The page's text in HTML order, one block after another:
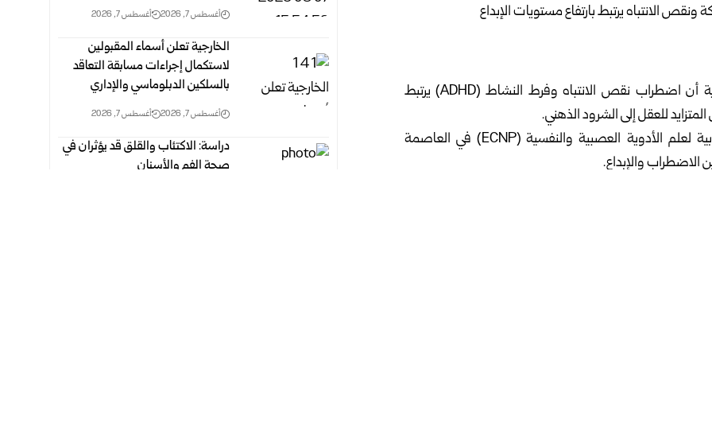
أظهرت دراسة أجراها المركز الطبي بجامعة رادبود الهولندية أن اضطراب نقص الانتباه وفرط النشاط (ADHD) يرتبط
للعقل إلى الشرود الذهني.
وتُعدّ هذه النتائج، التي عُرضت خلال مؤتمر الكلية الأوروبية لعلم الأدوية العصبية والنفسية (ECNP) في العاصمة
الاضطراب والإبداع.
أغسطس 7, 2026 أغسطس 7, 2026
الخارجية تعلن أسماء المقبولين
لاستكمال إجراءات مسابقة التعاقد
بالسلكين ‏الدبلوماسي والإداري
أغسطس 7, 2026 أغسطس 7, 2026
دراسة: الاكتئاب والقلق قد يؤثران في
صحة الفم والأسنان